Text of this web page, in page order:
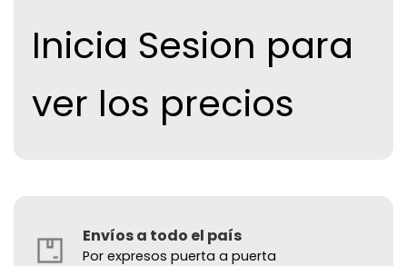
Inicia Sesion para
ver los precios
Envíos a todo el país
Por expresos puerta a puerta